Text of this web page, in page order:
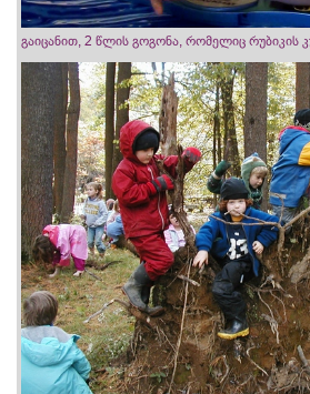
გაიცანით, 2 წლის გოგონა, რომელიც რუბიკის